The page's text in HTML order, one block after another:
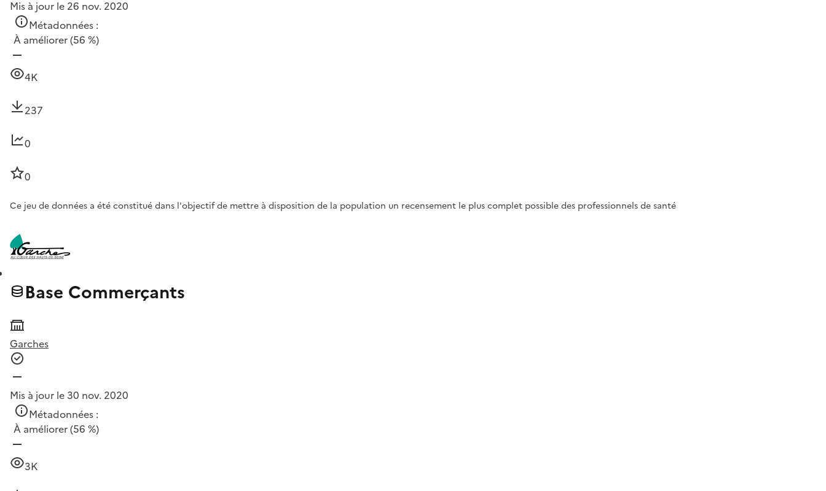
Mis à jour le 26 nov. 2020
Métadonnées :
À améliorer(56 %)
4K
237
0
0
Ce jeu de données a été constitué dans l'objectif de mettre à disposition de la population un recensement le plus complet possible des professionnels de santé
Base Commerçants
Garches
Mis à jour le 30 nov. 2020
Métadonnées :
À améliorer(56 %)
3K